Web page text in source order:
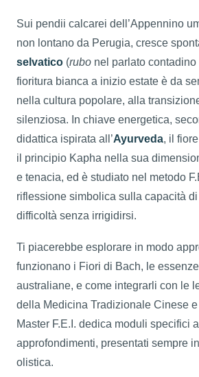
Sui pendii calcarei dell’Appennino
non lontano da Perugia, cresce
selvatico (rubo nel parlato
fioritura bianca a inizio estate è da
nella cultura popolare, alla
silenziosa. In chiave energetica,
didattica ispirata all’Ayurveda, il
il principio Kapha nella sua
e tenacia, ed è studiato nel metodo
riflessione simbolica sulla capacità
difficoltà senza irrigidirsi.
Ti piacerebbe esplorare in modo
funzionano i Fiori di Bach, le
australiane, e come integrarli con le
della Medicina Tradizionale Cinese e
Master F.E.I. dedica moduli specifici
approfondimenti, presentati sempre
olistica.